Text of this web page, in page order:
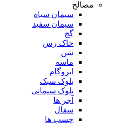
مصالح
سیمان سیاه
سیمان سفید
گچ
خاک رس
شن
ماسه
ایزوگام
بلوک سبک
بلوک سیمانی
آجر ها
سفال
چسب ها